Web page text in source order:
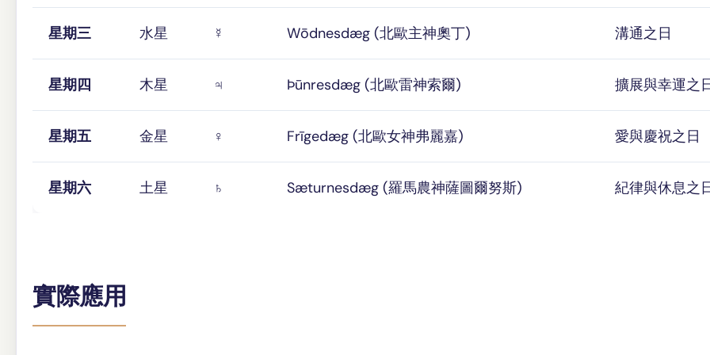
星期三 水星 ☿ Wōdnesdæg (北歐主神奧丁) 溝通之日
星期四 木星 ♃ Þūnresdæg (北歐雷神索爾) 擴展與幸運之
星期五 金星 ♀ Frīgedæg (北歐女神弗麗嘉) 愛與慶祝之日
星期六 土星 ♄ Sæturnesdæg (羅馬農神薩圖爾努斯) 紀律與休息之
實際應用